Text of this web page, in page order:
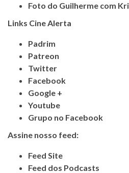
Foto do Guilherme com
Links Cine Alerta
Padrim
Patreon
Twitter
Facebook
Google +
Youtube
Grupo no Facebook
Assine nosso feed:
Feed Site
Feed dos Podcasts